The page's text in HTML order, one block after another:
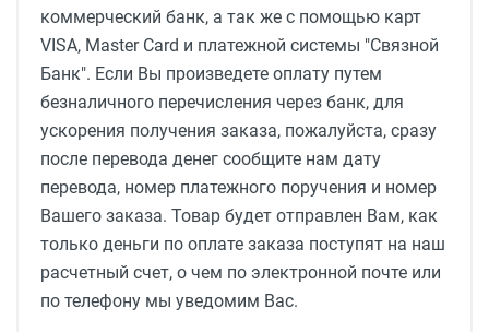
коммерческий банк, а так же с помощью карт
VISA, Master Card и платежной системы "Связной
Банк". Если Вы произведете оплату путем
безналичного перечисления через банк, для
ускорения получения заказа, пожалуйста, сразу
после перевода денег сообщите нам дату
перевода, номер платежного поручения и номер
Вашего заказа. Товар будет отправлен Вам, как
только деньги по оплате заказа поступят на наш
расчетный счет, о чем по электронной почте или
по телефону мы уведомим Вас.